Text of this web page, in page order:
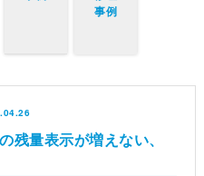
事例
残量表示が増えない、